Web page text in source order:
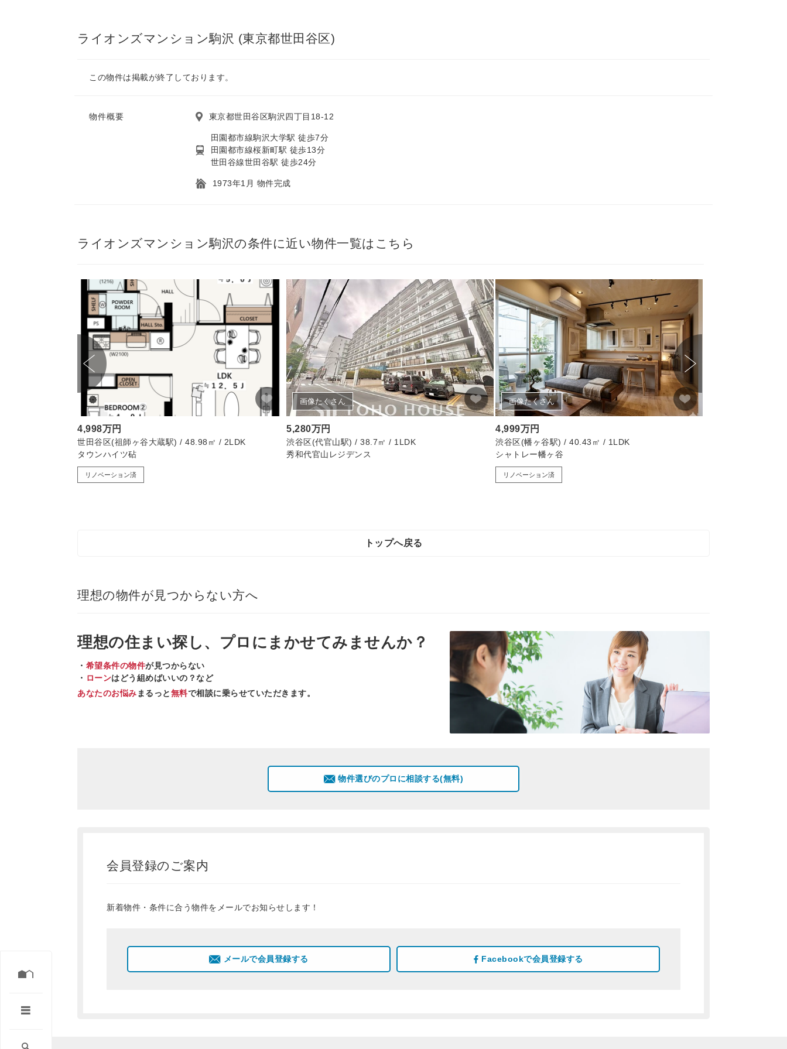
ライオンズマンション駒沢 (東京都世田谷区)
この物件は掲載が終了しております。
物件概要 東京都世田谷区駒沢四丁目18-12
田園都市線駒沢大学駅 徒歩7分
田園都市線桜新町駅 徒歩13分
世田谷線世田谷駅 徒歩24分
1973年1月 物件完成
ライオンズマンション駒沢の条件に近い物件一覧はこちら
4,998万円
世田谷区(祖師ヶ谷大蔵駅) / 48.98㎡ / 2LDK
タウンハイツ砧
リノベーション済
画像たくさん
5,280万円
渋谷区(代官山駅) / 38.7㎡ / 1LDK
秀和代官山レジデンス
画像たくさん
4,999万円
渋谷区(幡ヶ谷駅) / 40.43㎡ / 1LDK
シャトレー幡ヶ谷
リノベーション済
トップへ戻る
理想の物件が見つからない方へ
理想の住まい探し、 プロ にまかせてみませんか？
・ 希望条件の物件が見つからない
・ ローンはどう組めばいいの？など
あなたのお悩み まるっと無料で相談に乗らせていただきます。
物件選びのプロに相談する(無料)
会員登録のご案内
新着物件・条件に合う物件をメールでお知らせします！
メールで会員登録する Facebookで会員登録する